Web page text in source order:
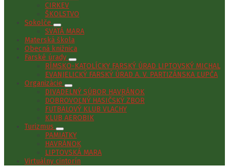
CIRKEV
ŠKOLSTVO
Sokolče
SVÄTÁ MARA
Materská škola
Obecná knižnica
Farské úrady
RÍMSKO-KATOLÍCKY FARSKÝ ÚRAD LIPTOVSKÝ MICHAL
EVANJELICKÝ FARSKÝ ÚRAD A. V. PARTIZÁNSKA ĽUPČA
Organizácie
DIVADELNÝ SÚBOR HAVRÁNOK
DOBROVOĽNÝ HASIČSKÝ ZBOR
FUTBALOVÝ KLUB VLACHY
KLUB AEROBIK
Turizmus
PAMIATKY
HAVRÁNOK
LIPTOVSKÁ MARA
Virtuálny cintorín